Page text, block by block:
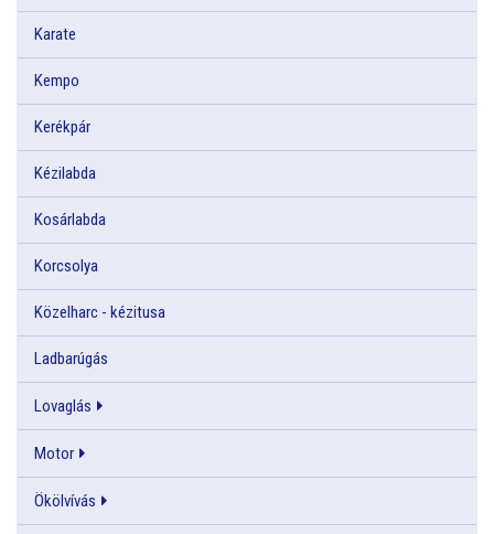
Karate
Kempo
Kerékpár
Kézilabda
Kosárlabda
Korcsolya
Közelharc - kézitusa
Ladbarúgás
Lovaglás
Motor
Ökölvívás